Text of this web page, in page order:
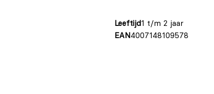
Leeftijd1 t/m 2 jaar
EAN4007148109578